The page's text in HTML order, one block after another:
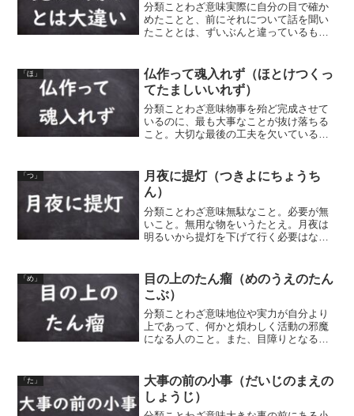
分類ことわざ意味実際に自分の目で確か
めたことと、前にそれについて話を聞い
たこととは、ずいぶんと違っているもの
極楽見て地獄（きいてごくらくみてじご
く）見ての極楽住んでの地...
「ほ」
仏作って魂入れず（ほとけつくっ
てたましいいれず）
分類ことわざ意味物事を殆ど完成させて
いるのに、最も大事なことが抜け落ちる
こと。大切な最後の工夫を欠いているこ
とから。同類語・同義語 仏造って魂入れ
ず 仏造りて眼を入れず...
「つ」
月夜に提灯（つきよにちょうち
ん）
分類ことわざ意味無駄なこと。必要が無
いこと。無用な物をいうたとえ。月夜は
明るいから提灯を下げて行く必要はな
ら。同類語・同義語 月夜に提灯夏火鉢
（つきよにちょうちんなつひば...
「め」
目の上のたん瘤（めのうえのたん
こぶ）
分類ことわざ意味地位や実力が自分より
上であって、何かと煩わしく活動の邪魔
になる人のこと。また、目障りとなる
上」は、目上の人という意味も。
「た」
大事の前の小事（だいじのまえの
しょうじ）